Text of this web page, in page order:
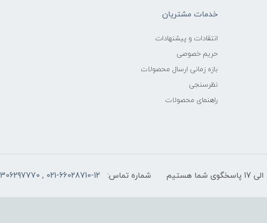
خدمات مشتریان
انتقادات و پیشنهادات
حریم خصوصی
بازه زمانی ارسال محصولات
نظرسنجی
راهنمای محصولات
شماره تماس: 021-66028710-12 , 09306297770 , 09104948010